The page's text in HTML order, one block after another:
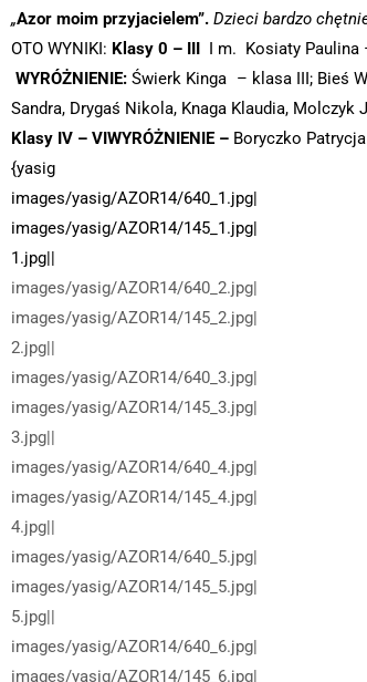
„Azor moim przyjacielem”. Dzieci bardzo
OTO WYNIKI: Klasy 0 – III I m. Kosiaty Paulina
WYRÓŻNIENIE:Świerk Kinga – klasa III; Bieś
Sandra, Drygaś Nikola, Knaga Klaudia,
Klasy IV – VIWYRÓŻNIENIE – Boryczko
{yasig
images/yasig/AZOR14/640_1.jpg|
images/yasig/AZOR14/145_1.jpg|
1.jpg||
images/yasig/AZOR14/640_2.jpg|
images/yasig/AZOR14/145_2.jpg|
2.jpg||
images/yasig/AZOR14/640_3.jpg|
images/yasig/AZOR14/145_3.jpg|
3.jpg||
images/yasig/AZOR14/640_4.jpg|
images/yasig/AZOR14/145_4.jpg|
4.jpg||
images/yasig/AZOR14/640_5.jpg|
images/yasig/AZOR14/145_5.jpg|
5.jpg||
images/yasig/AZOR14/640_6.jpg|
images/yasig/AZOR14/145_6.jpg|